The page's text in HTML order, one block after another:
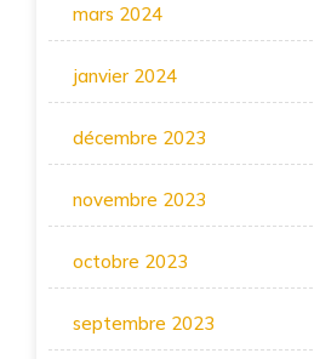
mars 2024
janvier 2024
décembre 2023
novembre 2023
octobre 2023
septembre 2023